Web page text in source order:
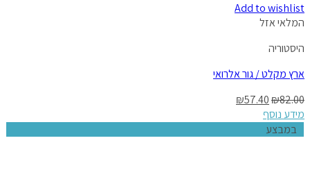
Add to wishlist
המלאי אזל
היסטוריה
ארץ מקלט / גור אלרואי
₪82.00
₪57.40
מידע נוסף
במבצע